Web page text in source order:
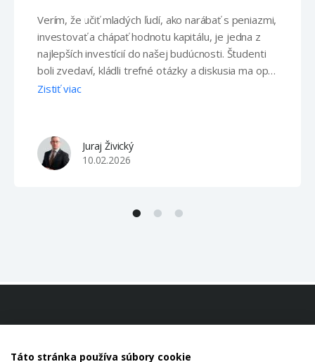
Verím, že učiť mladých ľudí, ako narábať s peniazmi,
investovať a chápať hodnotu kapitálu, je jedna z
najlepších investícií do našej budúcnosti. Študenti
boli zvedaví, kládli trefné otázky a diskusia ma opäť
utvrdila v tom, že o generáciu Z sa v tomto smere
Zistiť viac
Juraj Živický
10.02.2026
Táto stránka používa súbory cookie